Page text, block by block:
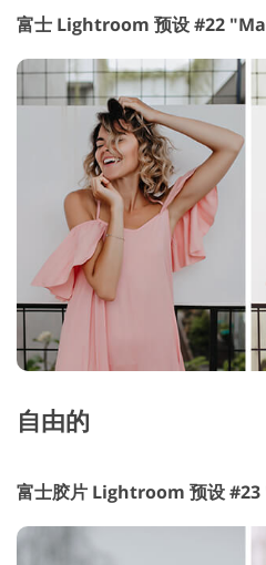
富士 Lightroom 预设 #22
自由的
富士胶片 Lightroom 预设